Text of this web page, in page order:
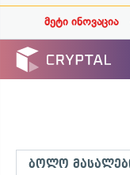
მეტი ინოვაცია
ბოლო